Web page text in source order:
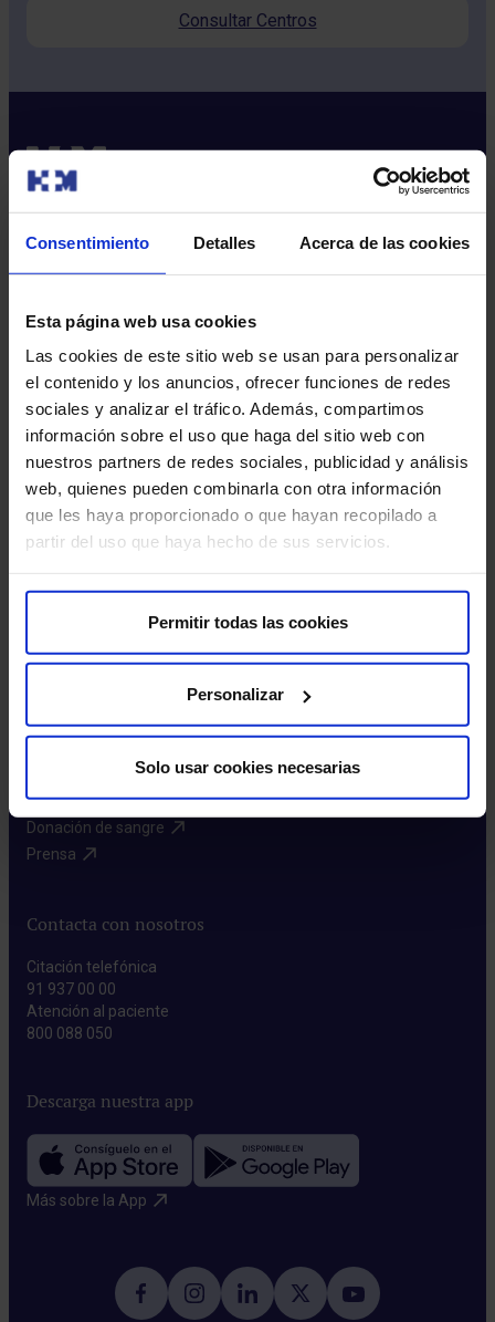
Consentimiento Detalles Acerca de las cookies
Esta página web usa cookies
Las cookies de este sitio web se usan para personalizar
el contenido y los anuncios, ofrecer funciones de redes
sociales y analizar el tráfico. Además, compartimos
información sobre el uso que haga del sitio web con
nuestros partners de redes sociales, publicidad y análisis
web, quienes pueden combinarla con otra información
que les haya proporcionado o que hayan recopilado a
partir del uso que haya hecho de sus servicios.
Permitir todas las cookies
Personalizar
Solo usar cookies necesarias
Consultar Centros
Excelencia y calidad​
Trabaja con nosotros​
Rincón del accionista​
Más HM Hospitales
Fundación HM​
Centro Universitario CUHMED​
Instituto HM Hospitales​
HM CINAC​
Enlaces de interés
Aseguradoras y mutuas​
Preguntas frecuentes​
Donación de sangre​
Prensa​
Contacta con nosotros
Citación telefónica
91 937 00 00
Atención al paciente
800 088 050
Descarga nuestra app
Más sobre la App​